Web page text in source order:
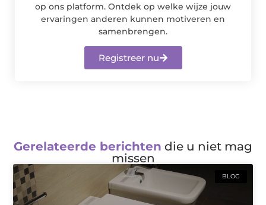
op ons platform. Ontdek op welke wijze jouw
ervaringen anderen kunnen motiveren en
samenbrengen.
Registreer nu
Gerelateerde berichten die u niet mag
missen
BLOG